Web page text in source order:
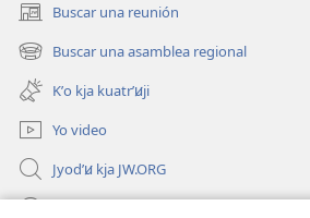
Buscar una reunión
(abre
una
nueva
ventana)
Buscar una asamblea regional
(abre
una
nueva
ventana)
Kʼo kja kuatrʼꞹji
Yo video
Jyodʼꞹ kja JW.ORG